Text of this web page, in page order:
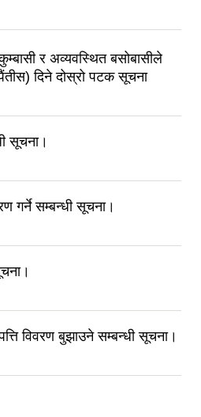
र अव्यवस्थित बसोबासीले
दिने दोस्रो पटक सूचना
सूचना।
गर्ने सम्बन्धी सूचना।
विवरण बुझाउने सम्बन्धी सूचना।